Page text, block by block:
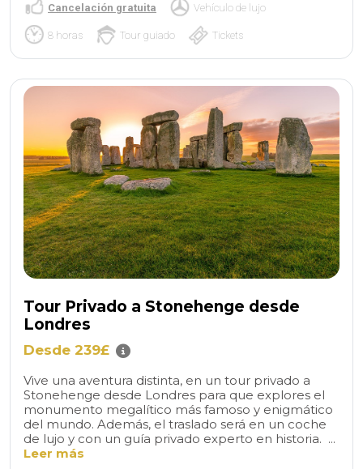
Cancelación gratuita Vehículo de lujo
8 horas Tour guiado Tickets
Tour Privado a Stonehenge desde
Londres
Desde 239£
Vive una aventura distinta, en un tour privado a
Stonehenge desde Londres para que explores el
monumento megalítico más famoso y enigmático
del mundo. Además, el traslado será en un coche
de lujo y con un guía privado experto en historia. ...
Leer más